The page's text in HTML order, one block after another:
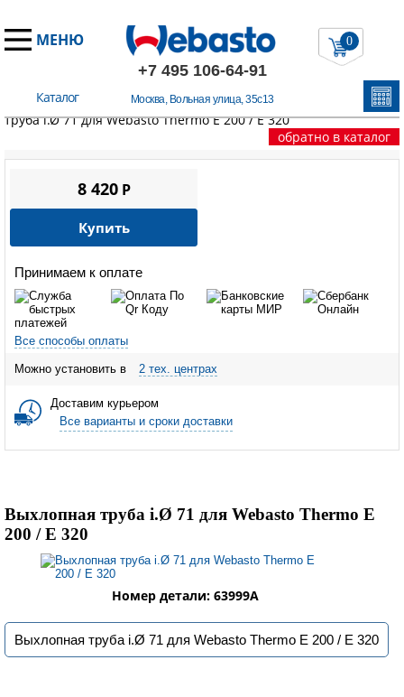
МЕНЮ
+7 495 106-64-91
Москва, Вольная улица, 35с13
Каталог
0
Главная /Запчасти Вебасто/Thermo Е серия
труба i.Ø 71 для Webasto Thermo Е 200 / E 320
обратно в каталог
Принимаем к оплате
Все способы оплаты
Можно установить в 2 тех. центрах
Доставим курьером
Все варианты и сроки доставки
8 420P
Купить
Выхлопная труба i.Ø 71 для Webasto Thermo Е
200 / E 320
Номер детали: 63999A
Выхлопная труба i.Ø 71 для Webasto Thermo Е 200 / E 320